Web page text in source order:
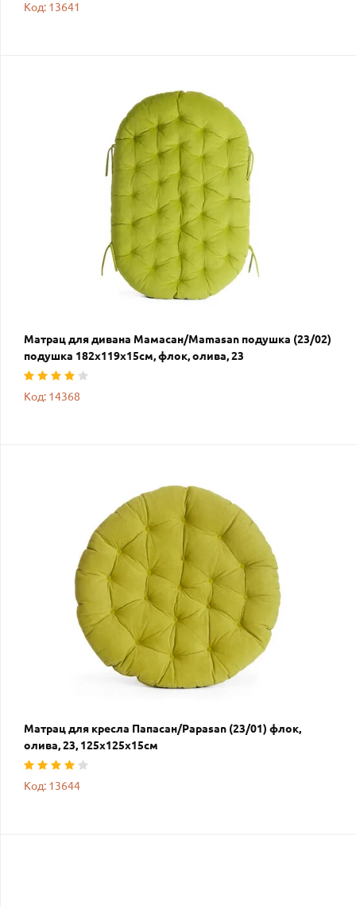
Код: 13641
Матрац для дивана Мамасан/Mamasan подушка (23/02)
подушка 182х119х15см, флок, олива, 23
Код: 14368
Матрац для кресла Папасан/Papasan (23/01) флок,
олива, 23, 125х125х15см
Код: 13644